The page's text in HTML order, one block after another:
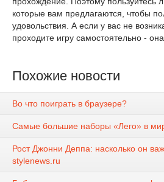
которые вам предлагаются, чтобы
удовольствия. А если у вас не
проходите игру самостоятельно - она
Похожие новости
Во что поиграть в браузере?
Самые большие наборы «Лего» в
Рост Джонни Деппа: насколько он
stylenews.ru